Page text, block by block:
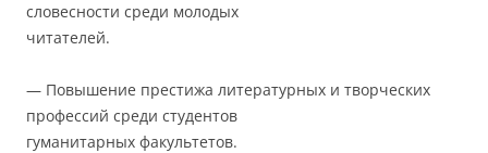
словесности среди молодых
читателей.
— Повышение престижа литературных и творческих
профессий среди студентов
гуманитарных факультетов.